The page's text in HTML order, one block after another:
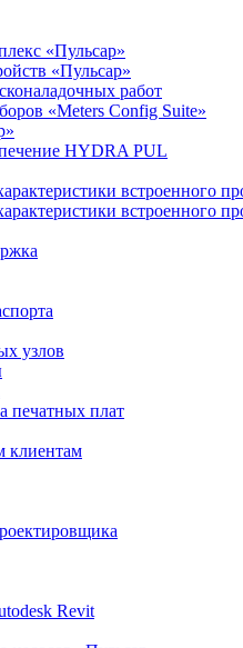
«Пульсар»
«Пульсар»
работ
«Meters Config Suite»
HYDRA PUL
встроенного
встроенного
узлов
печатных плат
клиентам
Revit